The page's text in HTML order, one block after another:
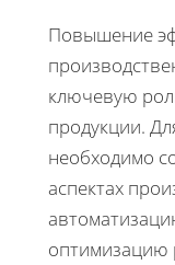
Повышение
ключевую
продукции.
необходимо
аспектах
оптимизацию